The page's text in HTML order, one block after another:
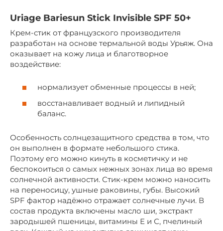
Uriage Bariesun Stick Invisible SPF 50+
Крем-стик от французского производителя
разработан на основе термальной воды Урьяж. Она
оказывает на кожу лица и благотворное
воздействие:
нормализует обменные процессы в ней;
восстанавливает водный и липидный
баланс.
Особенность солнцезащитного средства в том, что
он выполнен в формате небольшого стика.
Поэтому его можно кинуть в косметичку и не
беспокоиться о самых нежных зонах лица во время
солнечной активности. Стик-крем можно наносить
на переносицу, ушные раковины, губы. Высокий
SPF фактор надёжно отражает солнечные лучи. В
состав продукта включены масло ши, экстракт
зародышей пшеницы, витамины Е и С, пчелиный